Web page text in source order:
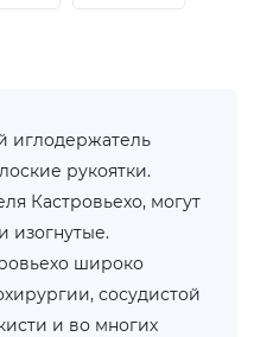
иглодержатель
рукоятки.
Кастровьехо, могут
изогнутые.
широко
сосудистой
и во многих